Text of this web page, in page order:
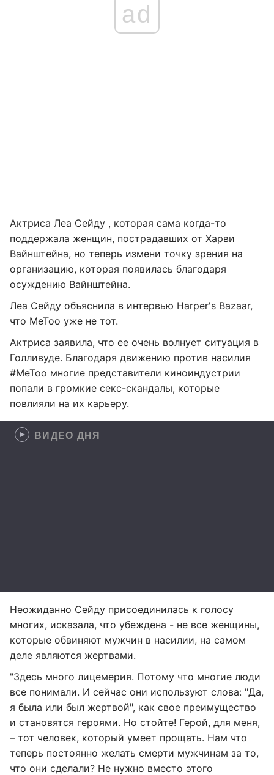
ad
Актриса Леа Сейду , которая сама когда-то
поддержала женщин, пострадавших от Харви
Вайнштейна, но теперь измени точку зрения на
организацию, которая появилась благодаря
осуждению Вайнштейна.
Леа Сейду объяснила в интервью Harper's Bazaar,
что MeToo уже не тот.
Актриса заявила, что ее очень волнует ситуация в
Голливуде. Благодаря движению против насилия
#MeToo многие представители киноиндустрии
попали в громкие секс-скандалы, которые
повлияли на их карьеру.
ВИДЕО ДНЯ
Неожиданно Сейду присоединилась к голосу
многих, исказала, что убеждена - не все женщины,
которые обвиняют мужчин в насилии, на самом
деле являются жертвами.
"Здесь много лицемерия. Потому что многие люди
все понимали. И сейчас они используют слова: "Да,
я была или был жертвой", как свое преимущество
и становятся героями. Но стойте! Герой, для меня,
– тот человек, который умеет прощать. Нам что
теперь постоянно желать смерти мужчинам за то,
что они сделали? Не нужно вместо этого